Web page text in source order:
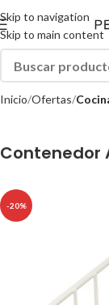
Skip to navigation
Skip to main content
Inicio Ofertas
Contenedor
-20%